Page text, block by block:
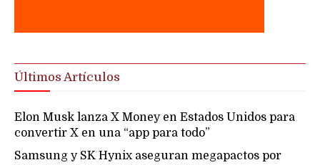
Últimos Artículos
Elon Musk lanza X Money en Estados Unidos para
convertir X en una “app para todo”
Samsung y SK Hynix aseguran megapactos por